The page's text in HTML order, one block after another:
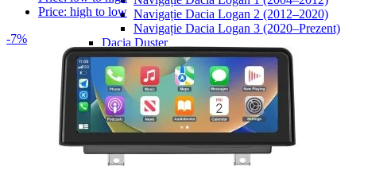
Navigație Dacia Logan 2 (2012–2020)
Navigație Dacia Logan 3 (2020–Prezent)
Dacia Duster
Navigatie Duster 2011
Navigatie Duster 2019
Audi
Navigatie Audi A3 8p
Navigatie Audi A4
Navigatie Audi A4 B6
Navigatie Audi A4 B7
Navigatie Audi A4 B8
Price: high to low
-7%